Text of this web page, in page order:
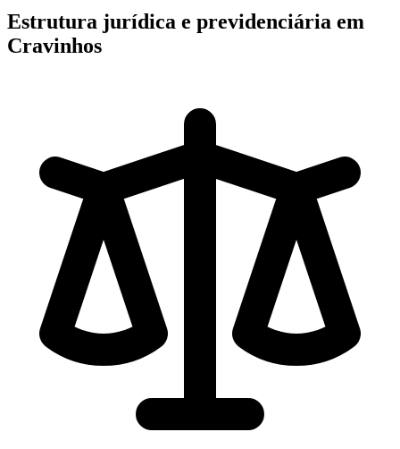
Estrutura jurídica e previdenciária em
Cravinhos